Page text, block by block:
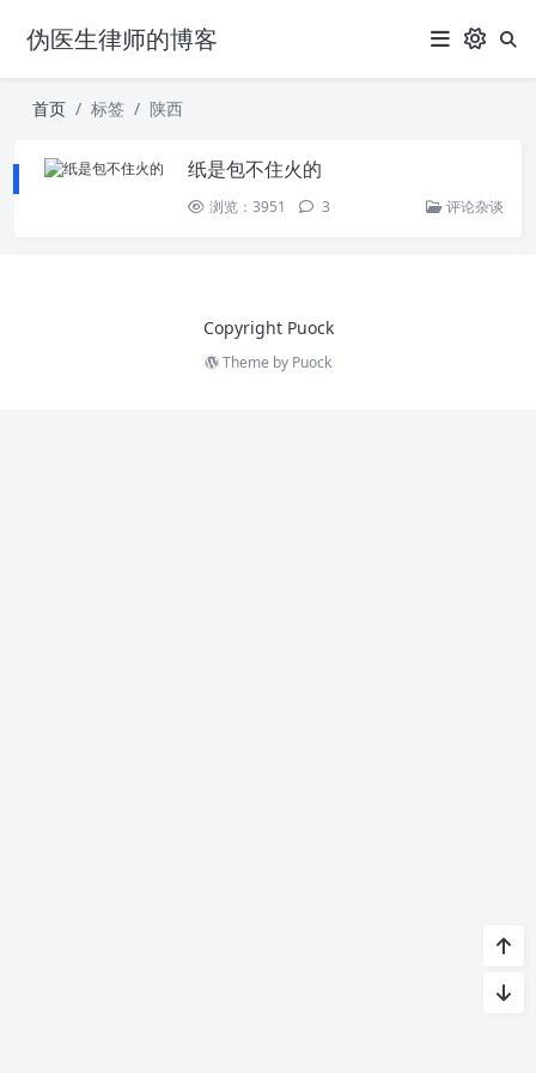
伪医生律师的博客
首页 标签 陕西
纸是包不住火的
浏览：3951 3 评论杂谈
Copyright Puock
Theme by Puock